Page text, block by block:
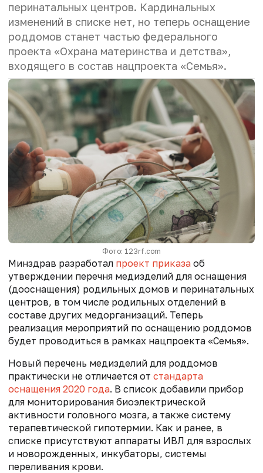
перинатальных центров. Кардинальных
изменений в списке нет, но теперь оснащение
роддомов станет частью федерального
проекта «Охрана материнства и детства»,
входящего в состав нацпроекта «Семья».
Фото: 123rf.com
Минздрав разработал проект приказа об
утверждении перечня медизделий для оснащения
(дооснащения) родильных домов и перинатальных
центров, в том числе родильных отделений в
составе других медорганизаций. Теперь
реализация мероприятий по оснащению роддомов
будет проводиться в рамках нацпроекта «Семья».
Новый перечень медизделий для роддомов
практически не отличается от стандарта
оснащения 2020 года. В список добавили прибор
для мониторирования биоэлектрической
активности головного мозга, а также систему
терапевтической гипотермии. Как и ранее, в
списке присутствуют аппараты ИВЛ для взрослых
и новорожденных, инкубаторы, системы
переливания крови.